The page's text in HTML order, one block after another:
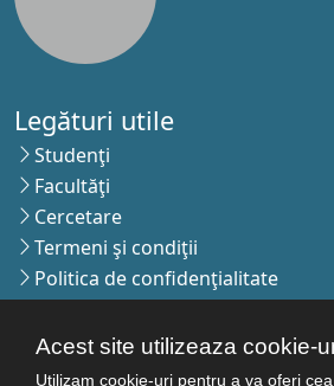
Acest site utilizeaza cookie-
Utilizam cookie-uri pentru a va oferi
Legături utile
Studenţi
Facultăţi
Cercetare
Termeni şi condiţii
Politica de confidenţialitate